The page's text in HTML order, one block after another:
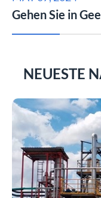
Gehen Sie in
NEUESTE